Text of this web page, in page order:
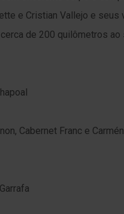
e Cristian Vallejo e seus
de 200 quilômetros ao
Cabernet Franc e